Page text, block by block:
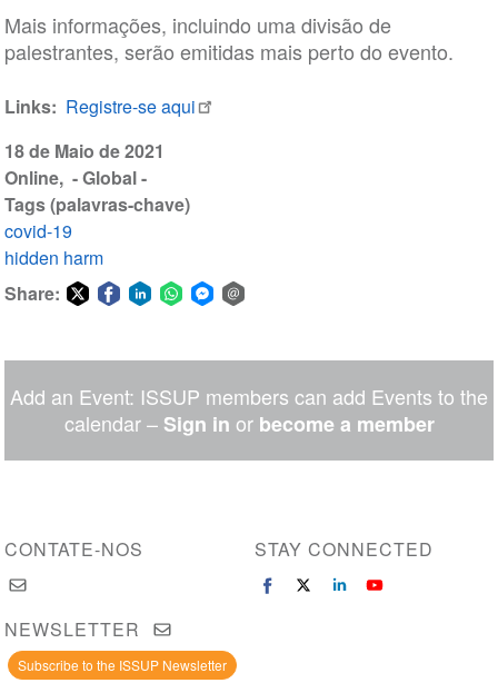
18 de Maio de 2021
Online - Global -
Tags (palavras-chave)
covid-19
hidden harm
Share:
Messenger
Mais informações, incluindo uma divisão de
palestrantes, serão emitidas mais perto do evento.
Links Registre-se aqui
Add an Event: ISSUP members can add Events to the
calendar – Sign in or become a member
CONTATE-NOS STAY CONNECTED
NEWSLETTER
Subscribe to the ISSUP Newsletter